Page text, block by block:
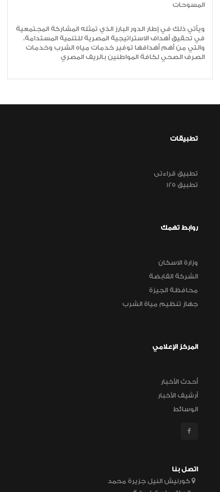
المسوحات
ويأتي ذلك في إطار الدور البارز الذي تمثله المشاركة المجتمعية
في تحقيق أهداف الاستراتيجية المصرية للتنمية المستدامة،
والتي من أهم أهدافها توفير خدمات مياه الشرب وخدمات
الصرف الصحي لكافة المواطنين بالريف المصري
تطبيقات
تطبيق قراءتى
تطبيق 125
روابط تهمك
وزارة الاسكان
الشركة القابضة
محافظة الجيزة
جهاز تنظيم مياة الشرب
المركز الإعلامي
أحدث الأخبار
أرشيف الأخبار
الوسائط
اتصل بنا